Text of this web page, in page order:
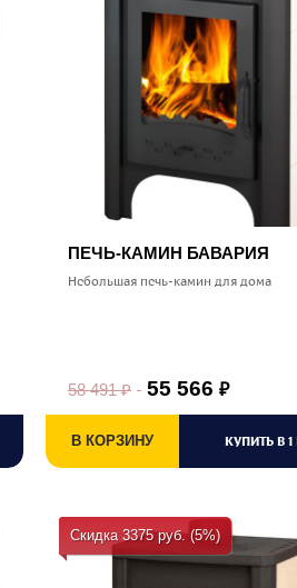
ПЕЧЬ-КАМИН БАВАРИЯ
Небольшая печь-камин для дома
58 491₽ 55 566 ₽
В КОРЗИНУ КУПИТЬ В
Скидка 3375 руб. (5%)